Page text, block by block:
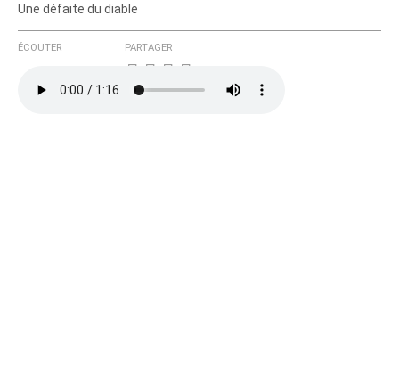
Une défaite du diable
ÉCOUTER PARTAGER